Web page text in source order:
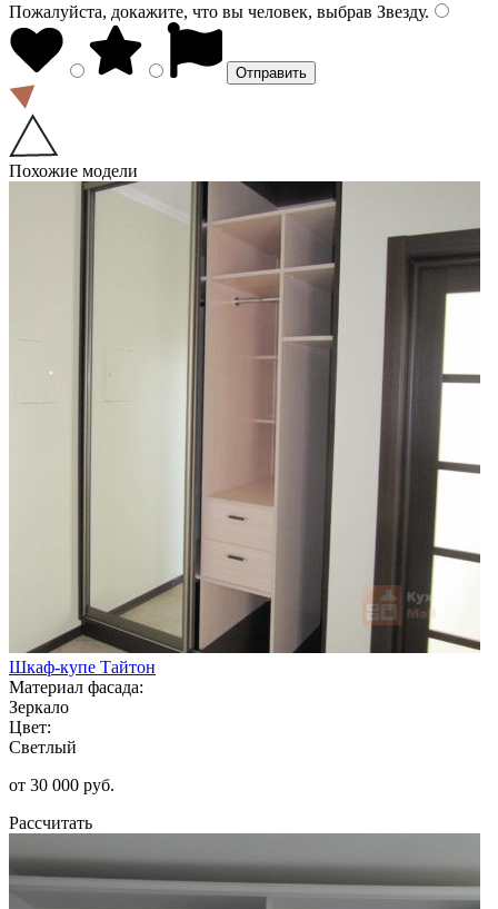
Пожалуйста, докажите, что вы человек, выбрав Звезду.
Похожие модели
Шкаф-купе Тайтон
Материал фасада:
Зеркало
Цвет:
Светлый
от 30 000 руб.
Рассчитать